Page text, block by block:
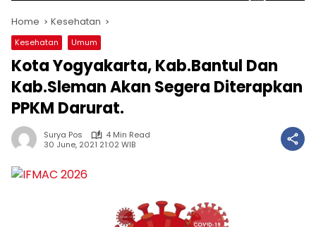
Home Kesehatan
Kesehatan Umum
Kota Yogyakarta, Kab.Bantul Dan
Kab.Sleman Akan Segera Diterapkan
PPKM Darurat.
Surya Pos
4 Min Read
30 June, 2021 21:02 WIB